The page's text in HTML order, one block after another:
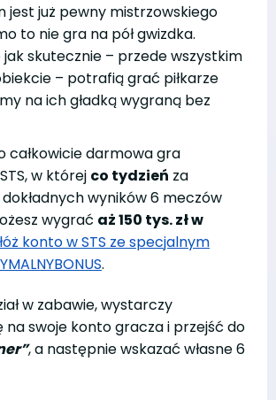
jest już pewny mistrzowskiego
to nie gra na pół gwizdka.
skutecznie – przede wszystkim
– potrafią grać piłkarze
na ich gładką wygraną bez
całkowicie darmowa gra
w której co tydzień za
wyników 6 meczów
wygrać aż 150 tys. zł w
konto w STS ze specjalnym
.
w zabawie, wystarczy
na swoje konto gracza i przejść do
, a następnie wskazać własne 6